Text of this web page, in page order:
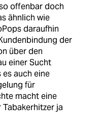
offenbar doch
ähnlich wie
daraufhin
der
über den
einer Sucht
es auch eine
für
macht eine
ja